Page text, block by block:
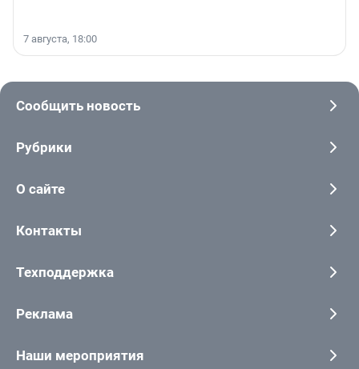
7 августа, 18:00
Сообщить новость
Рубрики
О сайте
Контакты
Техподдержка
Реклама
Наши мероприятия